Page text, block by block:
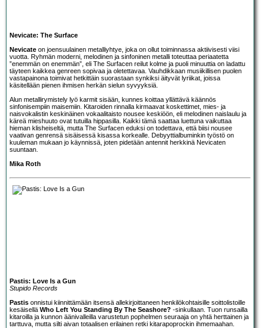
Nevicate: The Surface
Nevicate on joensuulainen metalliyhtye, joka on ollut toiminnassa aktiivisesti viisi
vuotta. Ryhmän moderni, melodinen ja sinfoninen metalli toteuttaa periaatetta
”enemmän on enemmän”, eli The Surfacen reilut kolme ja puoli minuuttia on ladattu
täyteen kaikkea genreen sopivaa ja oletettavaa. Vauhdikkaan musiikillisen puolen
vastapainona toimivat hetkittäin suorastaan synkiksi äityvät lyriikat, joissa
käsitellään pienen ihmisen herkän sielun syvyyksiä.
Alun metallirymistely lyö karmit sisään, kunnes koittaa yllättävä käännös
sinfonisempiin maisemiin. Kitaroiden rinnalla kirmaavat koskettimet, mies- ja
naisvokalistin keskinäinen vokaalitaisto nousee keskiöön, eli melodinen naislaulu ja
käreä mieshuuto ovat tutuilla hippasilla. Kaikki tämä saattaa luettuna vaikuttaa
hieman klisheiseltä, mutta The Surfacen eduksi on todettava, että biisi nousee
vaativan genrensä sisäisessä kisassa korkealle. Debyyttialbuminkin työstö on
kuuleman mukaan jo käynnissä, joten pidetään antennit herkkinä Nevicaten
suuntaan.
Mika Roth
Pastis: Love Is a Gun
Stupido Records
Pastis onnistui kiinnittämään itsensä allekirjoittaneen henkilökohtaisille soittolistoille
kesäisellä Who Left You Standing By The Seashore? -sinkullaan. Tuon runsailla
kitaroilla ja kunnon äänivalleilla varustetun pophelmen seuraaja on yhtä herttainen ja
tarttuva, mutta silti aivan totaalisen erilainen retki kitarapoprockin ihmemaahan.